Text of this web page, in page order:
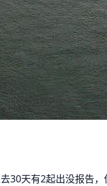
30天有2起出没报告